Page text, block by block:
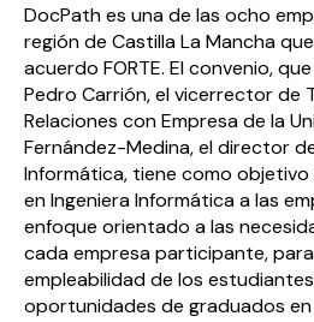
DocPath es una de las ocho
región de Castilla La Mancha
acuerdo FORTE. El convenio,
Pedro Carrión, el vicerrector de
Relaciones con Empresa de la
Fernández-Medina, el director
Informática, tiene como
en Ingeniera Informática a las
enfoque orientado a las
cada empresa participante,
empleabilidad de los
oportunidades de graduados